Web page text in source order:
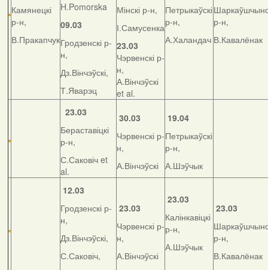
Камянецкі
р-н,
В.Пракапчук
H.Pomorska
09.03
Гродзенскі р-
н,
Дз.Вінчэўскі,
Т.Яварэц
Мінскі р-н,
І.Самусенка
23.03
Чэрвенскі р-
н,
А.Вінчэўскі
et al.
Петрыкаўскі
р-н,
А.Халандач
р-н,
В.Кавалёнак
23.03
Бераставіцкі
р-н,
С.Саковіч et
al.
30.03
Чэрвенскі р-
н,
А.Вінчэўскі
19.04
Петрыкаўскі
р-н,
А.Шэўчык
12.03
Гродзенскі р-
н,
Дз.Вінчэўскі,
С.Саковіч,
23.03
Чэрвенскі р-
н,
А.Вінчэўскі
23.03
Калінкавіцкі
р-н,
А.Шэўчык
23.03
р-н,
В.Кавалёнак